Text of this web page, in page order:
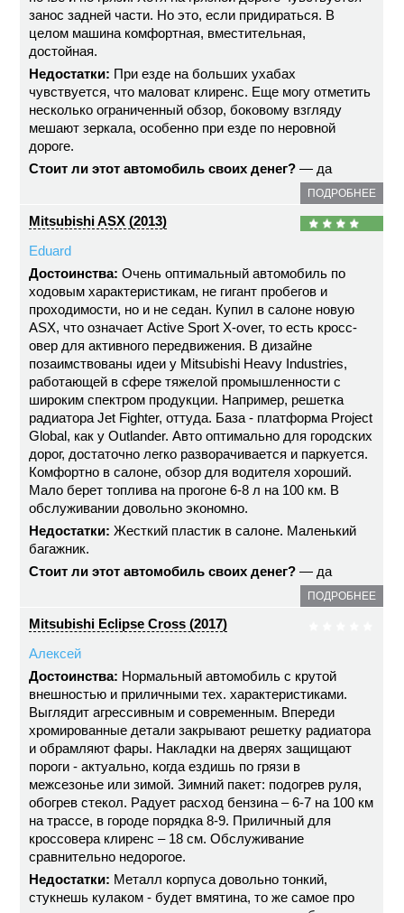
занос задней части. Но это, если придираться. В
целом машина комфортная, вместительная,
достойная.
Недостатки: При езде на больших ухабах
чувствуется, что маловат клиренс. Еще могу отметить
несколько ограниченный обзор, боковому взгляду
мешают зеркала, особенно при езде по неровной
дороге.
Стоит ли этот автомобиль своих денег? — да
ПОДРОБНЕЕ
Mitsubishi ASX (2013)
Eduard
Достоинства: Очень оптимальный автомобиль по
ходовым характеристикам, не гигант пробегов и
проходимости, но и не седан. Купил в салоне новую
ASX, что означает Active Sport X-over, то есть кросс-
овер для активного передвижения. В дизайне
позаимствованы идеи у Mitsubishi Heavy Industries,
работающей в сфере тяжелой промышленности с
широким спектром продукции. Например, решетка
радиатора Jet Fighter, оттуда. База - платформа Project
Global, как у Outlander. Авто оптимально для городских
дорог, достаточно легко разворачивается и паркуется.
Комфортно в салоне, обзор для водителя хороший.
Мало берет топлива на прогоне 6-8 л на 100 км. В
обслуживании довольно экономно.
Недостатки: Жесткий пластик в салоне. Маленький
багажник.
Стоит ли этот автомобиль своих денег? — да
ПОДРОБНЕЕ
Mitsubishi Eclipse Cross (2017)
Алексей
Достоинства: Нормальный автомобиль с крутой
внешностью и приличными тех. характеристиками.
Выглядит агрессивным и современным. Впереди
хромированные детали закрывают решетку радиатора
и обрамляют фары. Накладки на дверях защищают
пороги - актуально, когда ездишь по грязи в
межсезонье или зимой. Зимний пакет: подогрев руля,
обогрев стекол. Радует расход бензина – 6-7 на 100 км
на трассе, в городе порядка 8-9. Приличный для
кроссовера клиренс – 18 см. Обслуживание
сравнительно недорогое.
Недостатки: Металл корпуса довольно тонкий,
стукнешь кулаком - будет вмятина, то же самое про